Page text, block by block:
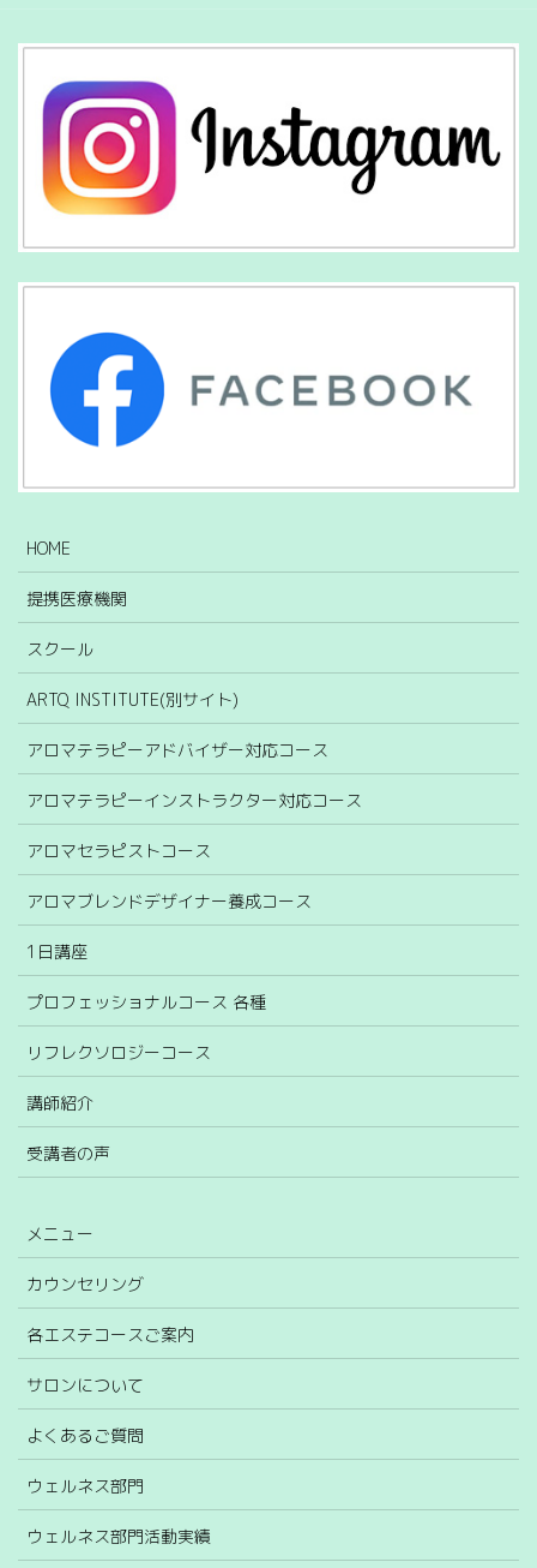
HOME
提携医療機関
スクール
ARTQ INSTITUTE(別サイト)
アロマテラピーアドバイザー対応コース
アロマテラピーインストラクター対応コース
アロマセラピストコース
アロマブレンドデザイナー養成コース
1日講座
プロフェッショナルコース 各種
リフレクソロジーコース
講師紹介
受講者の声
メニュー
カウンセリング
各エステコースご案内
サロンについて
よくあるご質問
ウェルネス部門
ウェルネス部門活動実績